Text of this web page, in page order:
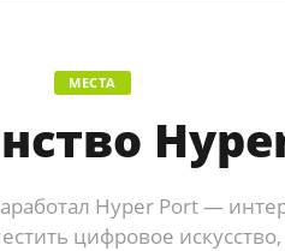
МЕСТА
Hyper Port —
цифровое